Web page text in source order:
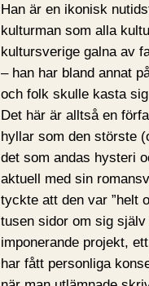
Han är en ikonisk
kulturman som alla
kultursverige galna av
– han har bland annat
och folk skulle kasta
Det här är alltså en
hyllar som den störste
det som andas hysteri
aktuell med sin
tyckte att den var ”helt
tusen sidor om sig
imponerande projekt,
har fått personliga